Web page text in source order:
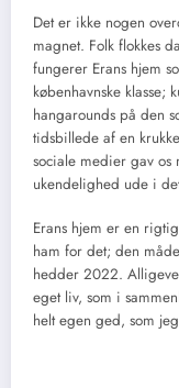
Det er ikke nogen
magnet. Folk flokkes
fungerer Erans hjem
københavnske klasse;
hangarounds på den
tidsbillede af en
sociale medier gav
ukendelighed ude i
Erans hjem er en
ham for det; den
hedder 2022.
eget liv, som i
helt egen ged, som